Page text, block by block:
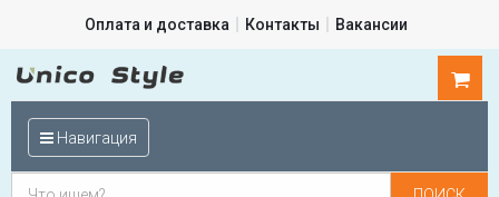
Оплата и доставка Контакты Вакансии
Навигация